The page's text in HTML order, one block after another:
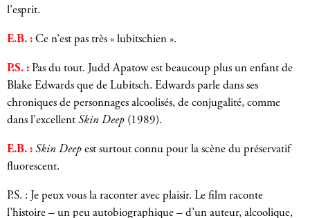
l’esprit.
E.B. : Ce n’est pas très « lubitschien ».
P.S. : Pas du tout. Judd Apatow est beaucoup plus un enfant de
Blake Edwards que de Lubitsch. Edwards parle dans ses
chroniques de personnages alcoolisés, de conjugalité, comme
dans l’excellent Skin Deep (1989).
E.B. : Skin Deep est surtout connu pour la scène du préservatif
fluorescent.
P.S. : Je peux vous la raconter avec plaisir. Le film raconte
l’histoire – un peu autobiographique – d’un auteur, alcoolique,